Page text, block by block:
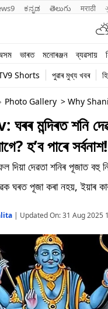
ಕನ್ನಡ తెలుగు मराठी
ভাৰত মনোৰঞ্জন ব্যৱসায়
Shorts পুৱাৰ মুখ্য খবৰ
Photo Gallery > Why
মন্দিৰত শনি
হ’ব পাৰে
দিয়া দেৱতা শনিৰ পূজাত বহু
ঘৰত পূজা কৰা নহয়, ইয়াৰ
| Updated On:31 Aug 2025